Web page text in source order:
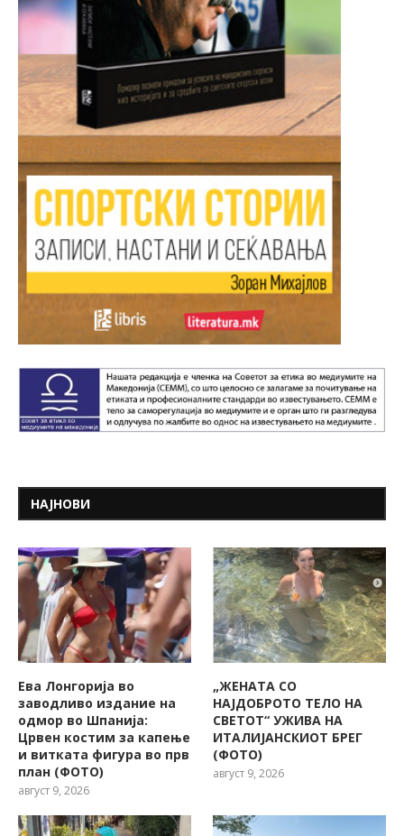
НАЈНОВИ
Ева Лонгорија во
заводливо издание на
одмор во Шпанија:
Црвен костим за капење
и витката фигура во прв
план (ФОТО)
август 9, 2026
„ЖЕНАТА СО
НАЈДОБРОТО ТЕЛО НА
СВЕТОТ“ УЖИВА НА
ИТАЛИЈАНСКИОТ БРЕГ
(ФОТО)
август 9, 2026